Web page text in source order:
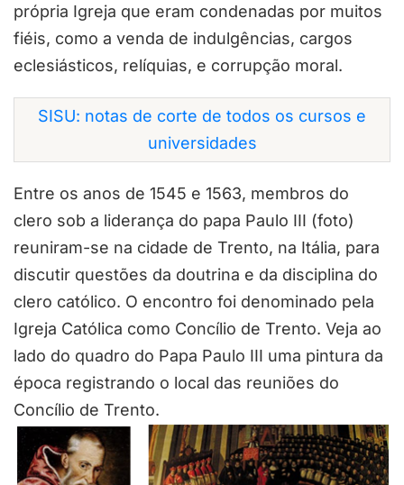
própria Igreja que eram condenadas por muitos
fiéis, como a venda de indulgências, cargos
eclesiásticos, relíquias, e corrupção moral.
SISU: notas de corte de todos os cursos e
universidades
Entre os anos de 1545 e 1563, membros do
clero sob a liderança do papa Paulo III (foto)
reuniram-se na cidade de Trento, na Itália, para
discutir questões da doutrina e da disciplina do
clero católico. O encontro foi denominado pela
Igreja Católica como Concílio de Trento. Veja ao
lado do quadro do Papa Paulo III uma pintura da
época registrando o local das reuniões do
Concílio de Trento.